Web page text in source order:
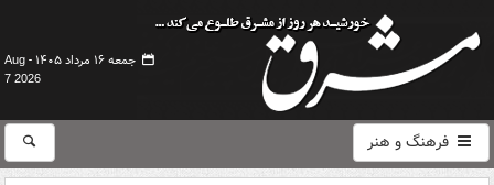
جمعه ۱۶ مرداد ۱۴۰۵ -
Aug
7 2026
فرهنگ و هنر